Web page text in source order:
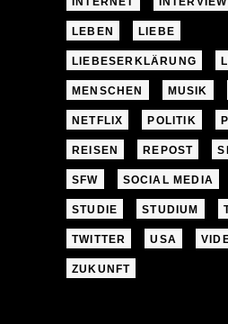
LEBEN LIEBE
LIEBESERKLÄRUNG
MENSCHEN MUSIK
NETFLIX POLITIK
REISEN REPOST
SFW SOCIAL MEDIA
STUDIE STUDIUM
TWITTER USA
ZUKUNFT